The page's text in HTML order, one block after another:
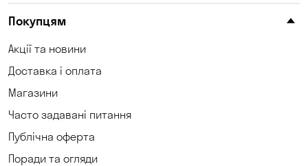
Покупцям
Акції та новини
Доставка і оплата
Магазини
Часто задавані питання
Публічна оферта
Поради та огляди